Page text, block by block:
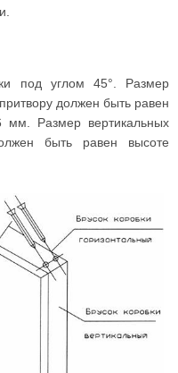
под углом 45°. Размер
должен быть равен
Размер вертикальных
быть равен высоте